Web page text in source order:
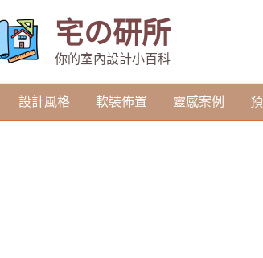
宅の研所
你的室內設計小百科
設計風格 軟裝佈置 靈感案例